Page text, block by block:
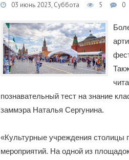
03 июнь 2023, Суббота 5 0
познавательный тест на знание
заммэра Наталья Сергунина.
«Культурные учреждения столицы
мероприятий. На одной из